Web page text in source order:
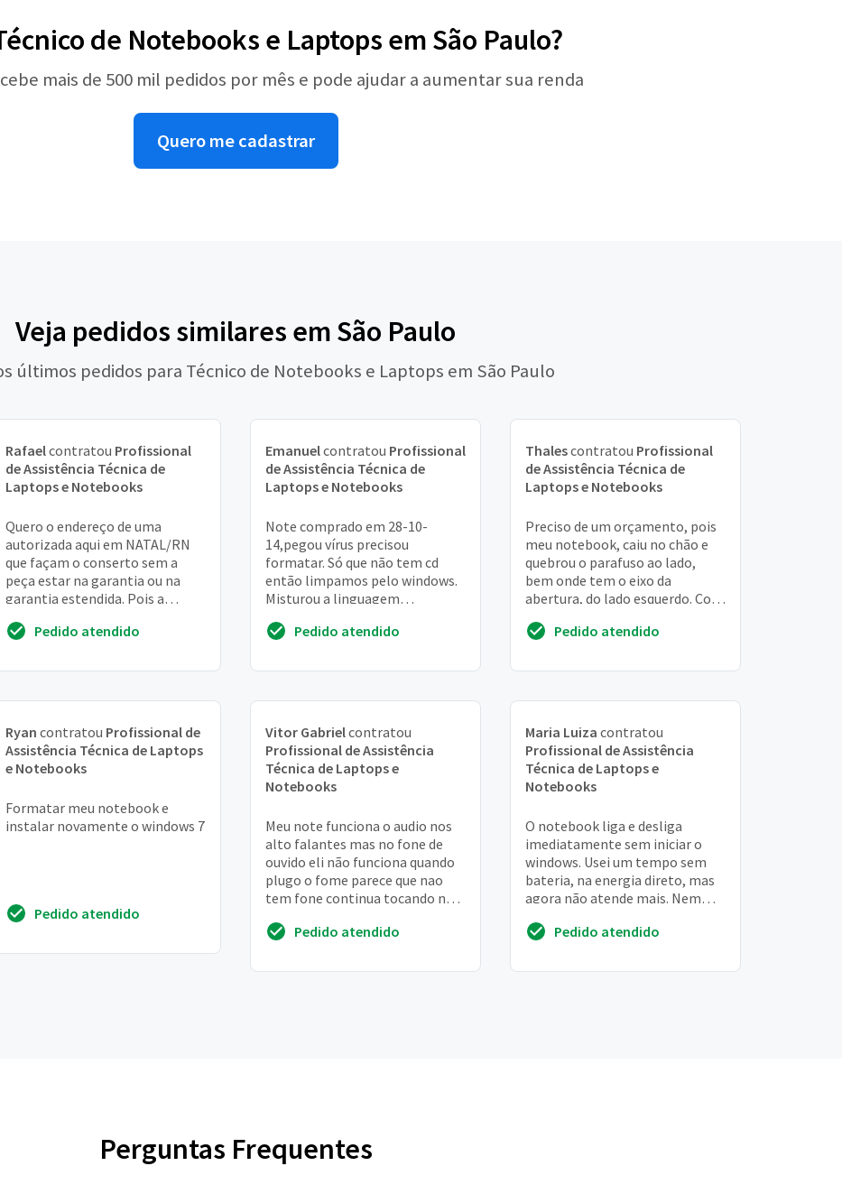
de Notebooks e Laptops em São Paulo?
mais de 500 mil pedidos por mês e pode ajudar a aumentar sua renda
Quero me cadastrar
Veja pedidos similares em São Paulo
últimos pedidos para Técnico de Notebooks e Laptops em São Paulo
Rafaelcontratou Profissional
de Assistência Técnica de
Laptops e Notebooks
Quero o endereço de uma
autorizada aqui em NATAL/RN
que façam o conserto sem a
peça estar na garantia ou na
garantia estendida. Pois a
consertos de not da inte...
Pedido atendido
Emanuelcontratou Profissional
de Assistência Técnica de
Laptops e Notebooks
Note comprado em 28-10-
14,pegou vírus precisou
formatar. Só que não tem cd
então limpamos pelo windows.
Misturou a linguagem
onde levar
Pedido atendido
Thalescontratou Profissional
de Assistência Técnica de
Laptops e Notebooks
Preciso de um orçamento, pois
meu notebook, caiu no chão e
quebrou o parafuso ao lado,
bem onde tem o eixo da
abertura, do lado esquerdo. Com
próximo ao tecla...
Pedido atendido
Ryan contratou Profissional de
Assistência Técnica de Laptops
e Notebooks
Formatar meu notebook e
instalar novamente o windows 7
Pedido atendido
Vitor Gabrielcontratou
Profissional de Assistência
Técnica de Laptops e
Notebooks
Meu note funciona o audio nos
alto falantes mas no fone de
ouvido eli não funciona quando
plugo o fome parece que nao
tem fone continua tocando no
Pedido atendido
Maria Luiza contratou
Profissional de Assistência
Técnica de Laptops e
Notebooks
O notebook liga e desliga
imediatamente sem iniciar o
windows. Usei um tempo sem
bateria, na energia direto, mas
agora não atende mais. Nem
Perdi meus arquivo...
Pedido atendido
Perguntas Frequentes